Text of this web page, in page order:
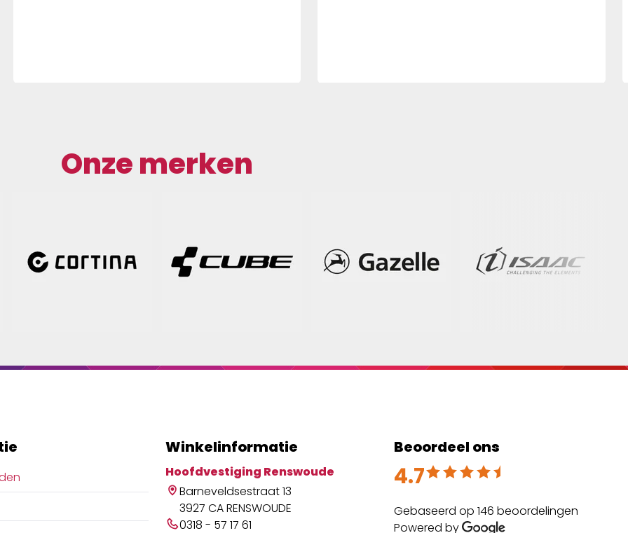
Onze merken
Winkelinformatie
Hoofdvestiging Renswoude
Barneveldsestraat 13
3927 CA RENSWOUDE
0318 - 57 17 61
Beoordeel ons
4.7
Beoordeeld met 4.7 uit 5
Gebaseerd op 146 beoordelingen
Powered by